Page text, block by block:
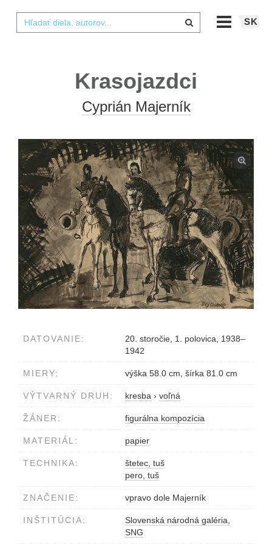
SK
Krasojazdci
Cyprián Majerník
DATOVANIE:
20. storočie, 1. polovica, 1938–
1942
MIERY: výška 58.0 cm, šírka 81.0 cm
VÝTVARNÝ DRUH: kresba › voľná
ŽÁNER: figurálna kompozícia
MATERIÁL: papier
TECHNIKA:
štetec, tuš
pero, tuš
ZNAČENIE: vpravo dole Majerník
INŠTITÚCIA:
Slovenská národná galéria,
SNG